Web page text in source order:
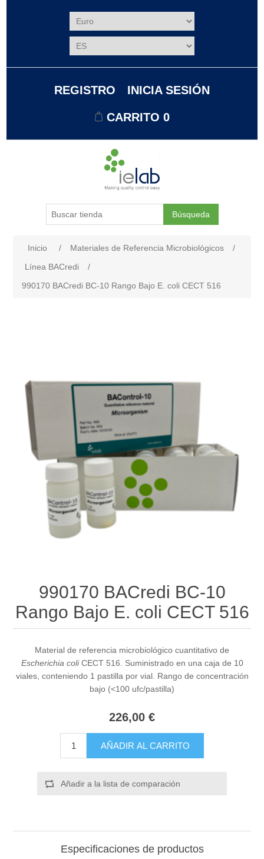
REGISTRO INICIA SESIÓN
CARRITO 0
Búsqueda
Inicio / Materiales de Referencia Microbiológicos
/
Línea BACredi
/
990170 BACredi BC-10 Rango Bajo E. coli CECT 516
990170 BACredi BC-10
Rango Bajo E. coli CECT 516
Material de referencia microbiológico cuantitativo de
Escherichia coliCECT 516. Suministrado en una caja de 10
viales, conteniendo 1 pastilla por vial. Rango de concentración
bajo (<100 ufc/pastilla)
226,00 €
AÑADIR AL CARRITO
Añadir a la lista de comparación
Especificaciones de productos